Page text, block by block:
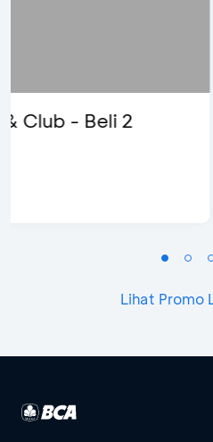
D’Cost - Diskon
Lihat Promo